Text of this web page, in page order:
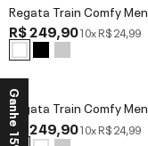
Regata Train Comfy Men
R$ 249,9010xR$ 24,99
Regata Train Comfy Men
R$ 249,9010xR$ 24,99